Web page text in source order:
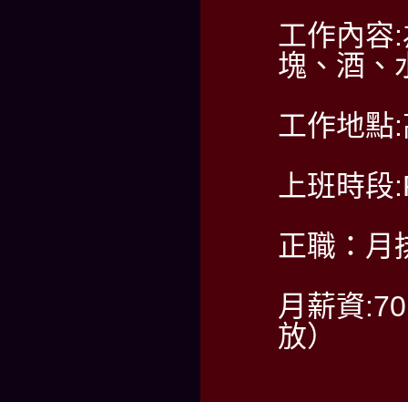
工作內容
塊、酒、
工作地點
上班時
正職：月
月薪資
放）